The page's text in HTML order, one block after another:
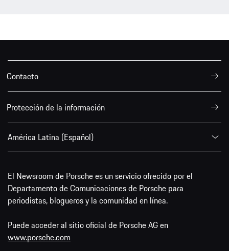
Contacto
Protección de la información
América Latina (Español)
El Newsroom de Porsche es un servicio ofrecido por el
Departamento de Comunicaciones de Porsche para
periodistas, blogueros y la comunidad en línea.
Puede acceder al sitio oficial de Porsche AG en
www.porsche.com